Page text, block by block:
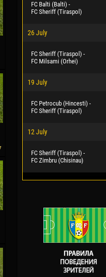
FC Balti (Balti) -
FC Sheriff (Tiraspol)
26 July
FC Sheriff (Tiraspol) -
FC Milsami (Orhei)
19 July
FC Petrocub (Hincesti) -
FC Sheriff (Tiraspol)
12 July
FC Sheriff (Tiraspol) -
FC Zimbru (Chisinau)